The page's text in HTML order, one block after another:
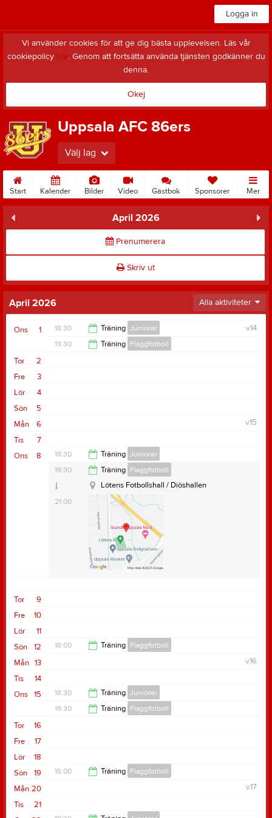
Logga in
Vi använder cookies för att ge dig bästa upplevelsen. Läs vår
cookiepolicy här. Genom att fortsätta använda tjänsten godkänner du
denna.
Okej
Uppsala AFC 86ers
Välj lag
Start Kalender Bilder Video Gästbok Sponsorer Mer
April 2026
Prenumerera
Skriv ut
April 2026 Alla aktiviteter
1
Ons v.14
18:30 Träning Juniorer
19:30 Träning Flaggfotboll
2
Tor
3
Fre
4
Lör
5
Sön
6
Mån
v.15
7
Tis
8
Ons 18:30 Träning Juniorer
20:05
Lötens Fotbollshall / Diöshallen
Samlingstid: 18:15
19:30 Träning Flaggfotboll
21:00
Lötens Fotbollshall / Diöshallen
9
Tor
10
Fre
11
Lör
12
Sön 18:00 Träning Flaggfotboll
13
Mån
v.16
14
Tis
15
Ons 18:30 Träning Juniorer
19:30 Träning Flaggfotboll
16
Tor
17
Fre
18
Lör
19
Sön 18:00 Träning Flaggfotboll
20
Mån
v.17
21
Tis